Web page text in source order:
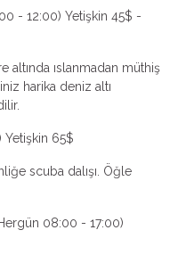
- 12:00) Yetişkin 45$ -
altında ıslanmadan müthiş
harika deniz altı
Yetişkin 65$
scuba dalışı. Öğle
08:00 - 17:00)